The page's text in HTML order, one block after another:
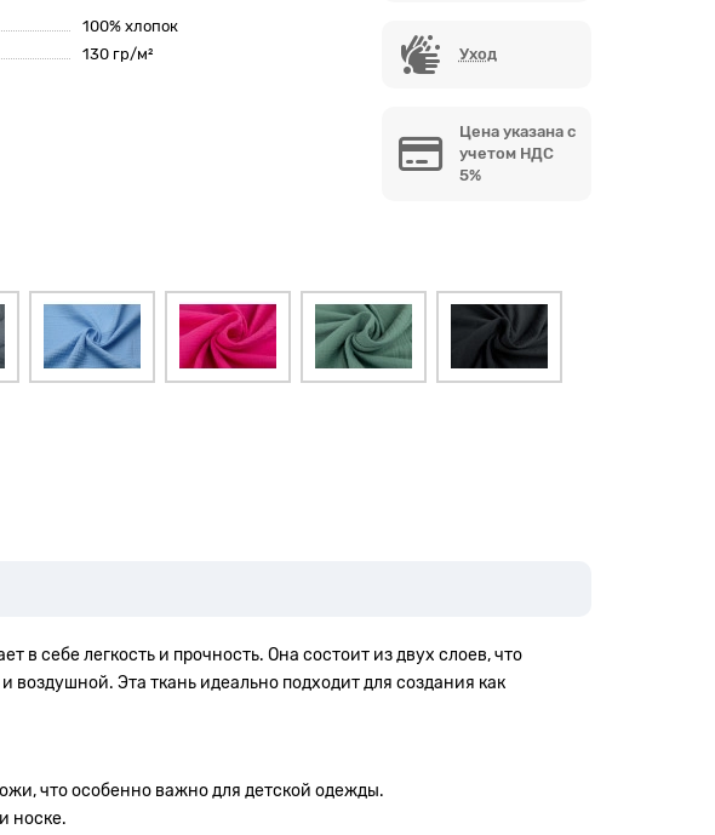
100% хлопок
130 гр/м²
Уход
Цена указана с
учетом НДС
5%
в себе легкость и прочность. Она состоит из двух слоев, что
Эта ткань идеально подходит для создания как
что особенно важно для детской одежды.
носке.